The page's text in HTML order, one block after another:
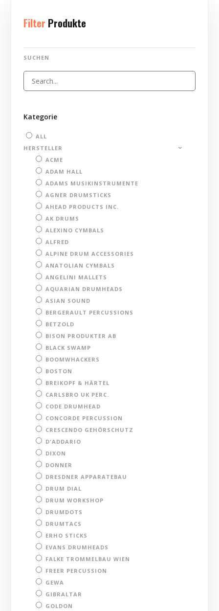
Filter Produkte
SUCHEN
Kategorie
ALL
HERSTELLER
ACME
ADAM HALL
ADAMS MUSIKINSTRUMENTE
AGNER DRUMSTICKS
AHEAD PRODUCTS INC.
AK DRUMS
ALEXINO CYMBALS
ALFRED
ALPINE DRUM ACCESSORIES
ANATOLIAN CYMBALS
ANGELINI MALLETS
AQUARIAN DRUMHEADS
ASIAN SOUND
BERGERAULT PERCUSSIONS
BETZOLD
BISON PRODUKTER AB
BLACK SWAMP
BOOMWHACKERS
BOSTON
BREIKOPF & HÄRTEL
CARLSBRO UK PERC.
CODE DRUMHEAD
CONCORDE PERCUSSION
CRESCENDO GEHÖRSCHUTZ
D'ADDARIO
DIXON
DONNER
DRESDNER APPARATEBAU
DRUM DIAL
DRUM WORKSHOP
DRUMDOTS
DRUMTACS
ERHO STICKS
EVANS DRUMHEADS
FALKE TROMMELBAU WIEN
FREER PERCUSSION
GEWA
GIBRALTAR
GOLDON